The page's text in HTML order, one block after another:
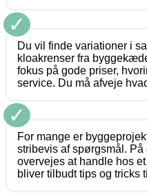
✓
Du vil finde variationer i
kloakrenser fra
fokus på gode priser,
service. Du må afveje
✓
For mange er
stribevis af spørgsmål. På
overvejes at handle hos
bliver tilbudt tips og tricks